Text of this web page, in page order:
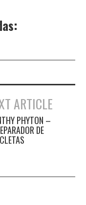
ARTICLE
PHYTON –
DE